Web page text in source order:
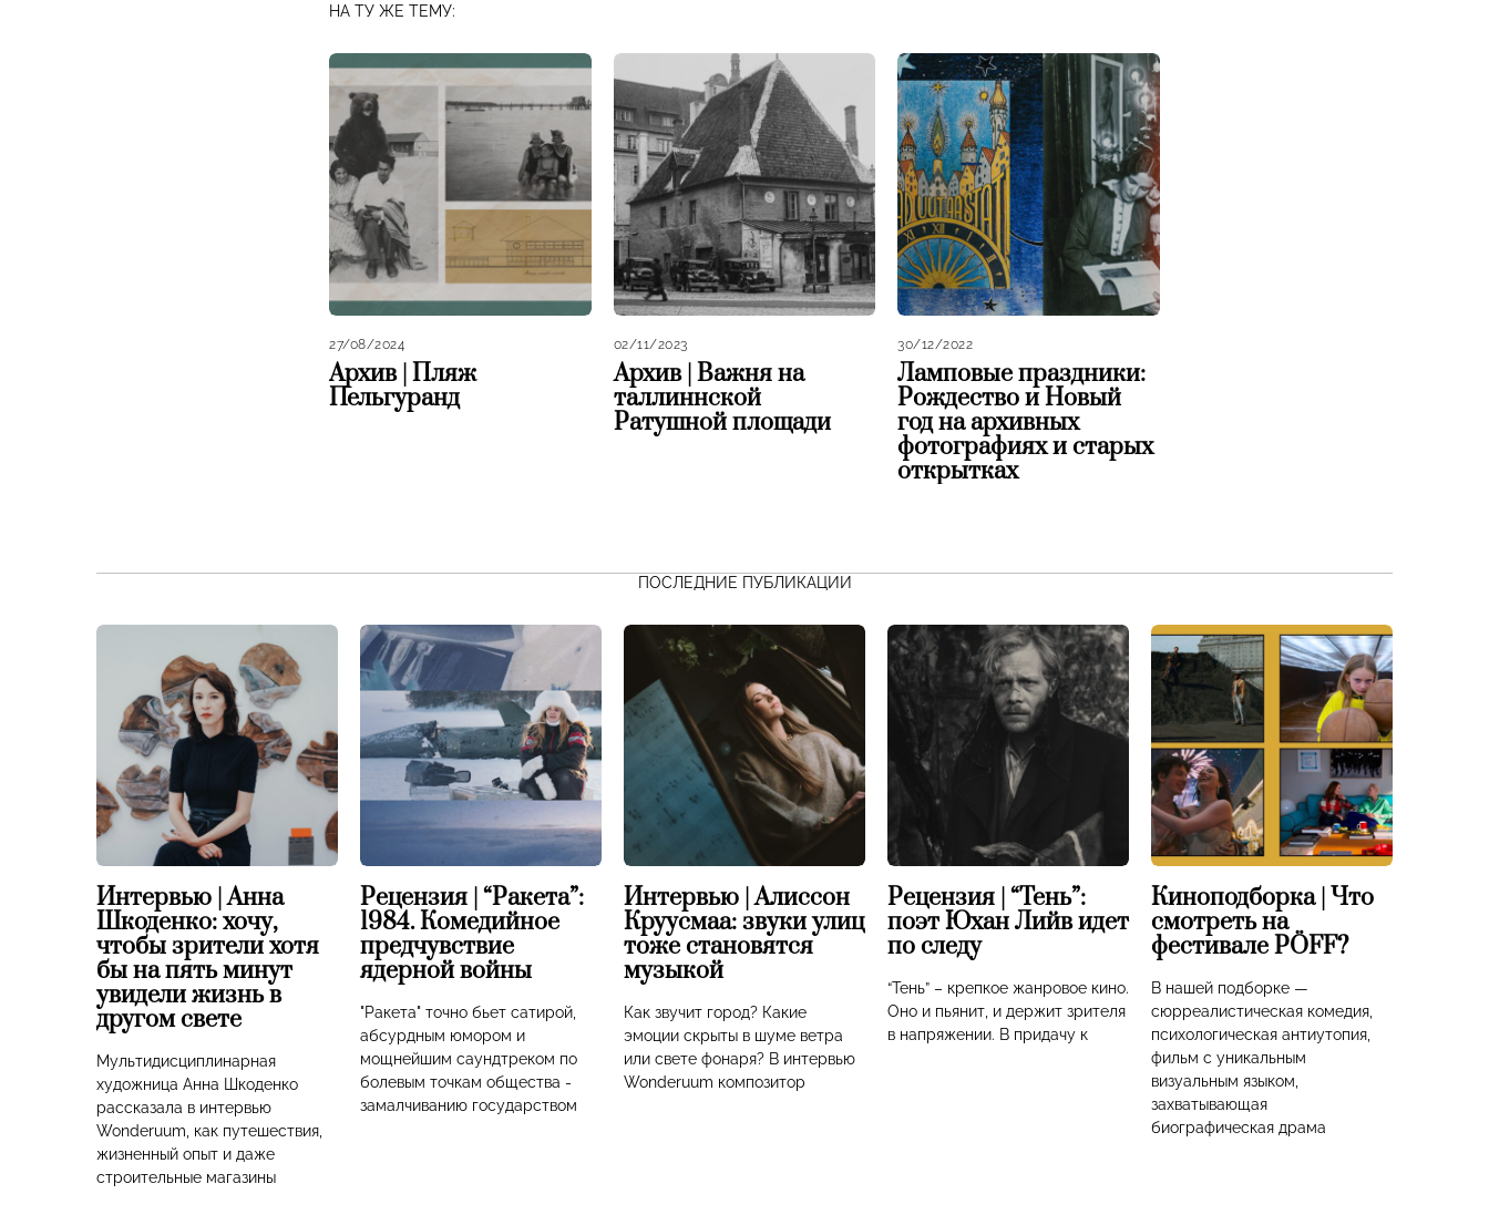
НА ТУ ЖЕ ТЕМУ:
27/08/2024
Архив | Пляж
Пельгуранд
02/11/2023
Архив | Важня на
таллиннской
Ратушной площади
30/12/2022
Ламповые праздники:
Рождество и Новый
год на архивных
фотографиях и старых
открытках
ПОСЛЕДНИЕ ПУБЛИКАЦИИ
Интервью | Анна
Шкоденко: хочу,
чтобы зрители хотя
бы на пять минут
увидели жизнь в
другом свете
Мультидисциплинарная
художница Анна Шкоденко
рассказала в интервью
Wonderuum, как путешествия,
жизненный опыт и даже
строительные магазины
Рецензия | “Ракета”:
1984. Комедийное
предчувствие
ядерной войны
"Ракета" точно бьет сатирой,
абсурдным юмором и
мощнейшим саундтреком по
болевым точкам общества -
замалчиванию государством
Интервью | Алиссон
Круусмаа: звуки улиц
тоже становятся
музыкой
Как звучит город? Какие
эмоции скрыты в шуме ветра
или свете фонаря? В интервью
Wonderuum композитор
Рецензия | “Тень”:
поэт Юхан Лийв идет
по следу
“Тень” – крепкое жанровое кино.
Оно и пьянит, и держит зрителя
в напряжении. В придачу к
Киноподборка | Что
смотреть на
фестивале PÖFF?
В нашей подборке —
сюрреалистическая комедия,
психологическая антиутопия,
фильм с уникальным
визуальным языком,
захватывающая
биографическая драма